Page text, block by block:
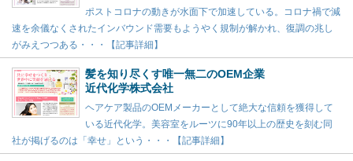
ポストコロナの動きが水面下で加速している。コロナ禍で減
速を余儀なくされたインバウンド需要もようやく規制が解かれ、復調の兆し
がみえつつある・・・【記事詳細】
髪を知り尽くす唯一無二のOEM企業
近代化学株式会社
ヘアケア製品のOEMメーカーとして絶大な信頼を獲得して
いる近代化学。美容室をルーツに90年以上の歴史を刻む同
社が掲げるのは「幸せ」という・・・【記事詳細】